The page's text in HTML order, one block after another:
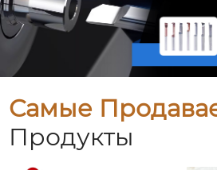
Самые
Продукты